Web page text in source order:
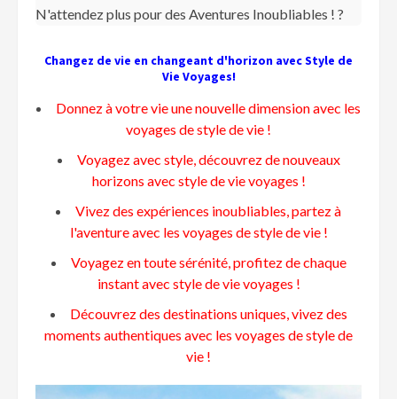
N'attendez plus pour des Aventures Inoubliables ! ?️
Changez de vie en changeant d'horizon avec Style de
Vie Voyages!
Donnez à votre vie une nouvelle dimension avec les
voyages de style de vie !
Voyagez avec style, découvrez de nouveaux
horizons avec style de vie voyages !
Vivez des expériences inoubliables, partez à
l'aventure avec les voyages de style de vie !
Voyagez en toute sérénité, profitez de chaque
instant avec style de vie voyages !
Découvrez des destinations uniques, vivez des
moments authentiques avec les voyages de style de
vie !